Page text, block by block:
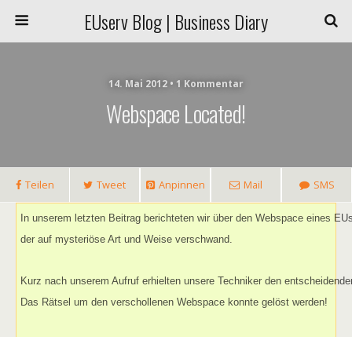
EUserv Blog | Business Diary
14. Mai 2012 • 1 Kommentar
Webspace Located!
Teilen Tweet Anpinnen Mail SMS
In unserem letzten Beitrag berichteten wir über den Webspace eines
der auf mysteriöse Art und Weise verschwand.
Kurz nach unserem Aufruf erhielten unsere Techniker den
Das Rätsel um den verschollenen Webspace konnte gelöst werden!